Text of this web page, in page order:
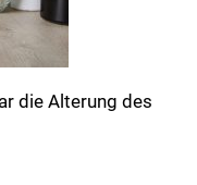
die Alterung des